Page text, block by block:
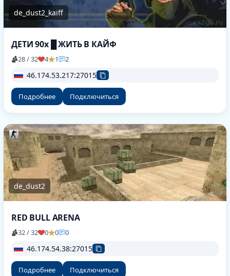
de_dust2_kaiff
ДЕТИ 90х █ ЖИТЬ В КАЙФ
28 / 32 4 1 2
46.174.53.217:27015
Подробнее Подключиться
de_dust2
RED BULL ARENA
32 / 32 0 0 0
46.174.54.38:27015
Подробнее Подключиться